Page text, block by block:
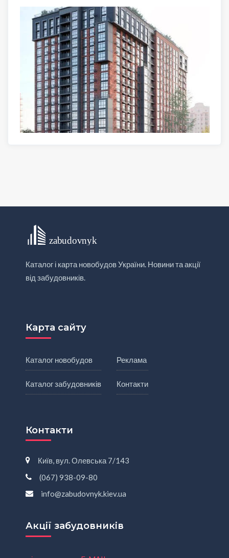
Каталог і карта новобудов України. Новини та акції
від забудовників.
Карта сайту
Каталог новобудов
Каталог забудовників
Реклама
Контакти
Контакти
Київ, вул. Олевська 7/143
(067) 938-09-80
info@zabudovnyk.kiev.ua
Акції забудовників